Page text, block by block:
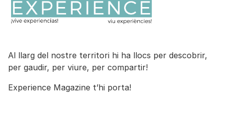
Al llarg del nostre territori hi ha llocs per descobrir,
per gaudir, per viure, per compartir!
Experience Magazine t’hi porta!